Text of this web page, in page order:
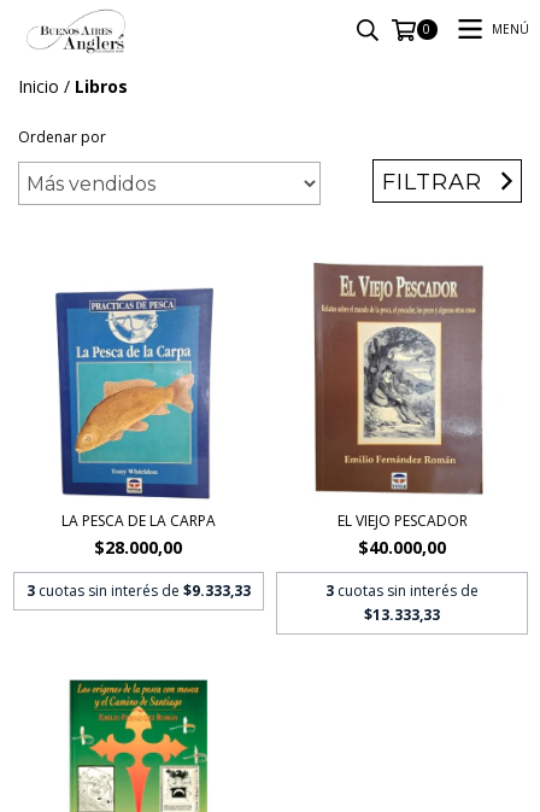
0 MENÚ
Inicio / Libros
Ordenar por
FILTRAR
LA PESCA DE LA CARPA
$28.000,00
3 cuotas sin interés de $9.333,33
EL VIEJO PESCADOR
$40.000,00
3 cuotas sin interés de
$13.333,33